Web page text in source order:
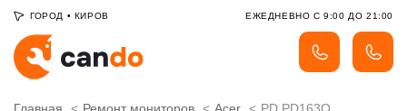
ГОРОД • КИРОВ ЕЖЕДНЕВНО С 9:00 ДО 21:00